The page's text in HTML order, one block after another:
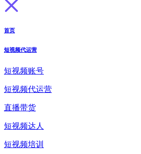
首页
短视频代运营
短视频账号
短视频代运营
直播带货
短视频达人
短视频培训